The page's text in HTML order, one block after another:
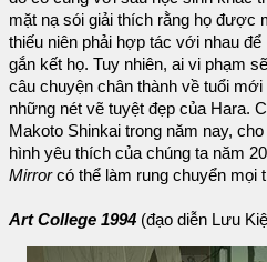
mặt nạ sói giải thích rằng họ được
thiếu niên phải hợp tác với nhau
gắn kết họ. Tuy nhiên, ai vi phạm
câu chuyện chân thành về tuổi
những nét vẽ tuyệt đẹp của Hara.
Makoto Shinkai trong năm nay,
hình yêu thích của chúng ta năm
Mirrorcó thể làm rung chuyển mọi
Art College 1994 (đạo diễn Lưu